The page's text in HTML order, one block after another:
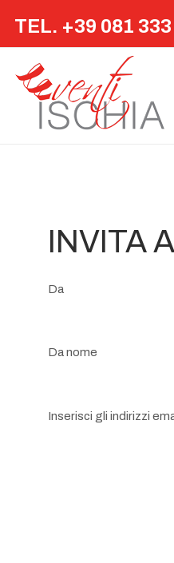
TEL. +39 081
INVITA
Da
Da nome
Inserisci gli indirizzi